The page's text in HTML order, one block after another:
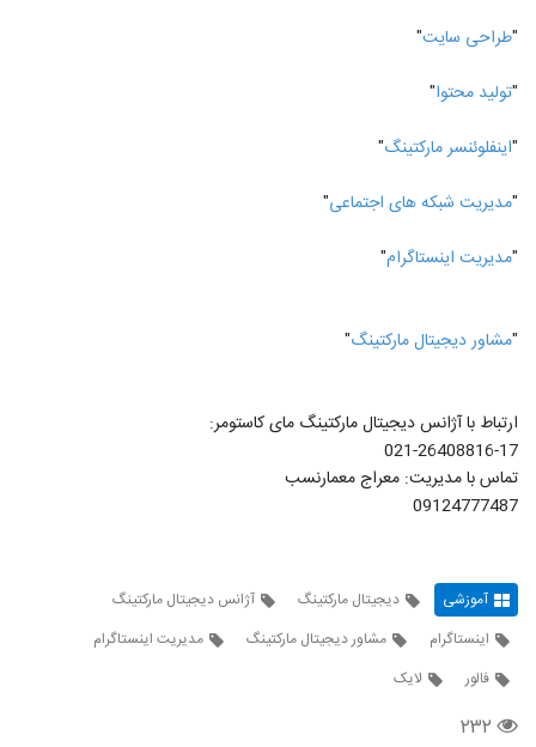
"طراحی سایت"
"تولید محتوا"
"اینفلوئنسر مارکتینگ"
"مدیریت شبکه های اجتماعی"
"مدیریت اینستاگرام"
"مشاور دیجیتال مارکتینگ"
ارتباط با آژانس دیجیتال مارکتینگ مای کاستومر:
021-26408816-17
تماس با مدیریت: معراج معمارنسب
09124777487
آموزشی دیجیتال مارکتینگ
آژانس دیجیتال مارکتینگ
اینستاگرام
مشاور دیجیتال مارکتینگ
مدیریت اینستاگرام
فالور
لایک
۲۳۲